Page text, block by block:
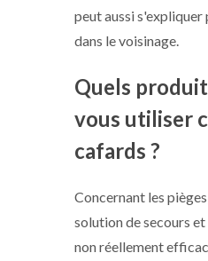
peut aussi
dans le voisinage.
Quels
vous utiliser
cafards ?
Concernant les
solution de secours
non réellement